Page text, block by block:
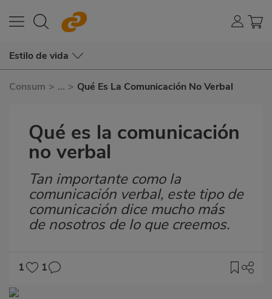
Estilo de vida
Consum > ... > Qué Es La Comunicación No Verbal
Qué es la comunicación
no verbal
Subtítulo
Tan importante como la
comunicación verbal, este tipo de
comunicación dice mucho más
de nosotros de lo que creemos.
1
1
Imagen